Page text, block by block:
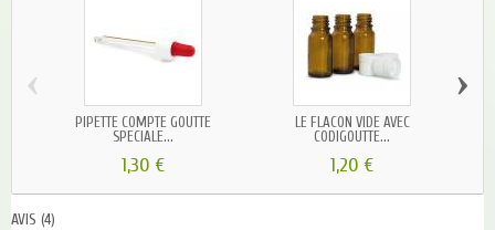
PIPETTE COMPTE GOUTTE
SPECIALE...
1,30 €
LE FLACON VIDE AVEC
CODIGOUTTE...
1,20 €
‹ ›
AVIS (4)